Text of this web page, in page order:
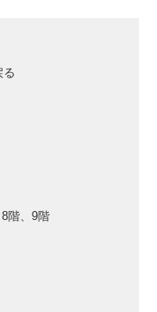
階、9階